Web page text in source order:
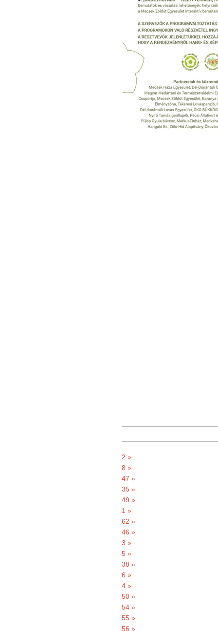
2 »
8 »
47 »
35 »
49 »
1 »
62 »
46 »
3 »
5 »
38 »
6 »
4 »
50 »
54 »
55 »
56 »